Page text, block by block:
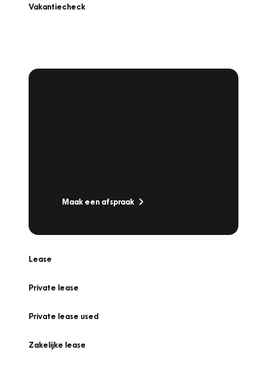
Vakantiecheck
Maak een afspraak
Lease
Private lease
Private lease used
Zakelijke lease